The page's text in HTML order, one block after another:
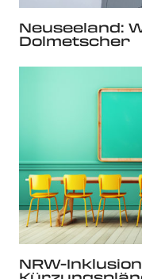
Neuseeland:
Dolmetscher
NRW-